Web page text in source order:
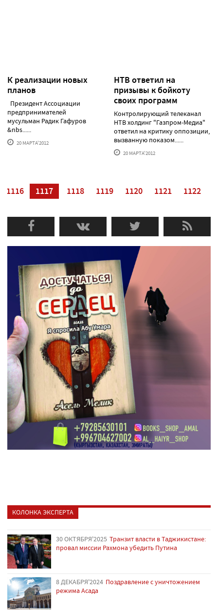
К реализации новых
планов
Президент Ассоциации
предпринимателей
мусульман Радик Гафуров
&nbs......
20 МАРТА'2012
НТВ ответил на
призывы к бойкоту
своих программ
Контролирующий телеканал
НТВ холдинг "Газпром-Медиа"
ответил на критику оппозиции,
вызванную показом......
20 МАРТА'2012
1116 1117 1118 1119 1120 1121 1122
КОЛОНКА ЭКСПЕРТА
30 ОКТЯБРЯ'2025 Транзит власти в Таджикистане:
провал миссии Рахмона убедить Путина
8 ДЕКАБРЯ'2024 Поздравление с уничтожением
режима Асада